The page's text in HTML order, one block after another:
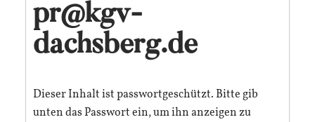
pr@kgv-
dachsberg.de
Dieser Inhalt ist passwortgeschützt. Bitte gib
unten das Passwort ein, um ihn anzeigen zu